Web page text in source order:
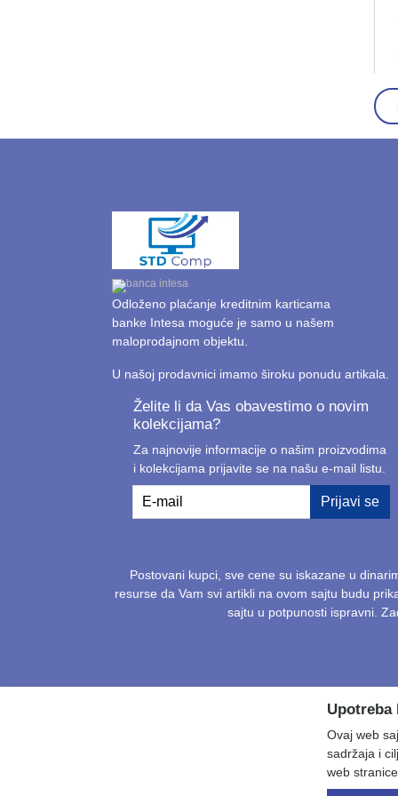
Odloženo plaćanje kreditnim karticama
banke Intesa moguće je samo u našem
maloprodajnom objektu.
U našoj prodavnici imamo široku ponudu artikala.
Želite li da Vas obavestimo o novim
kolekcijama?
Za najnovije informacije o našim proizvodima
i kolekcijama prijavite se na našu e-mail listu.
E-mail
Prijavi se
Postovani kupci, sve cene su iskazane u
resurse da Vam svi artikli na ovom sajtu budu
sajtu u potpunosti ispravni.
Upotreba
Ovaj web
sadržaja i
web